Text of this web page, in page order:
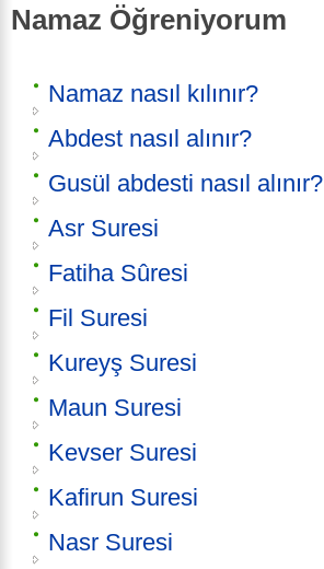
Namaz Öğreniyorum
Namaz nasıl kılınır?
Abdest nasıl alınır?
Gusül abdesti nasıl alınır?
Asr Suresi
Fatiha Sûresi
Fil Suresi
Kureyş Suresi
Maun Suresi
Kevser Suresi
Kafirun Suresi
Nasr Suresi